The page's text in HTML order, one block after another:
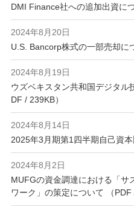
DMI Finance社への追加出資に
2024年8月20日
U.S. Bancorp株式の一部売却に
2024年8月19日
ウズベキスタン共和国デジタル
DF / 239KB）
2024年8月14日
2025年3月期第1四半期自己資
2024年8月2日
MUFGの資金調達における「サ
ワーク」の策定について （PDF